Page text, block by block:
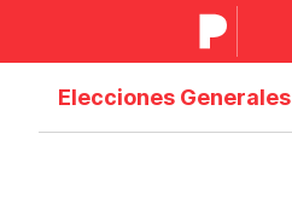
Elecciones Generales